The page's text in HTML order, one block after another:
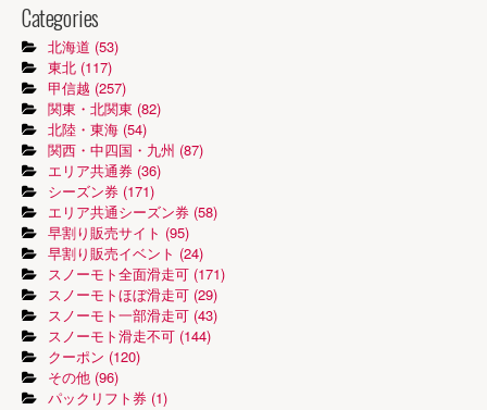
Categories
北海道 (53)
東北 (117)
甲信越 (257)
関東・北関東 (82)
北陸・東海 (54)
関西・中四国・九州 (87)
エリア共通券 (36)
シーズン券 (171)
エリア共通シーズン券 (58)
早割り販売サイト (95)
早割り販売イベント (24)
スノーモト全面滑走可 (171)
スノーモトほぼ滑走可 (29)
スノーモト一部滑走可 (43)
スノーモト滑走不可 (144)
クーポン (120)
その他 (96)
パックリフト券 (1)